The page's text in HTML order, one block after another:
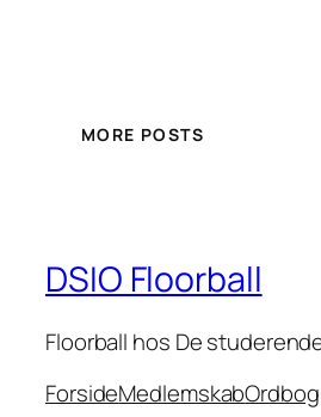
MORE POSTS
DSIO Floorball
Floorball hos De
ForsideMedlemskabOrdbog